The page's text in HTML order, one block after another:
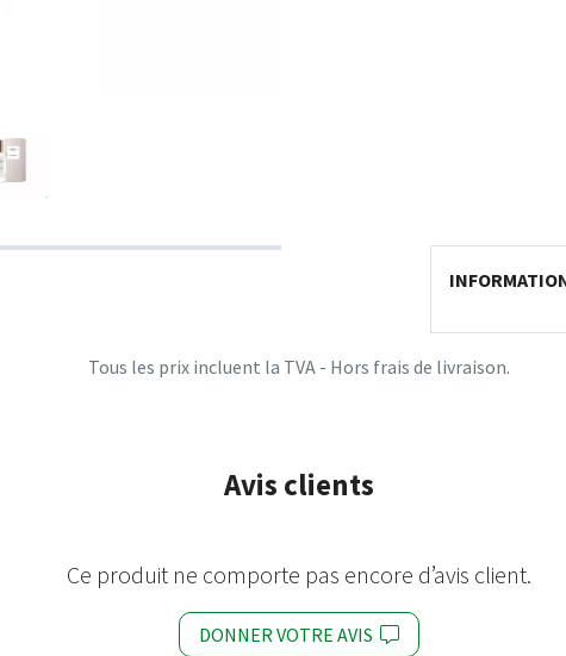
Tous les prix incluent la TVA - Hors frais de livraison.
Avis clients
Ce produit ne comporte pas encore d’avis client.
DONNER VOTRE AVIS